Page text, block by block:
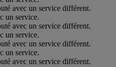
avec un service différent.
un service.
avec un service différent.
un service.
avec un service différent.
un service.
avec un service différent.